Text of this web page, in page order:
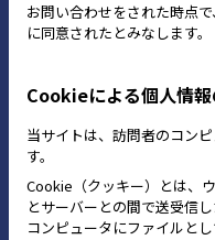
お問い合わせをされた時点
に同意されたとみなします。
Cookieによる個人情
当サイトは、訪問者のコン
す。
Cookie（クッキー）とは、
とサーバーとの間で送受信
コンピュータにファイルと